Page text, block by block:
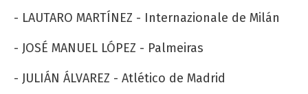
- LAUTARO MARTÍNEZ - Internazionale de Milán
- JOSÉ MANUEL LÓPEZ - Palmeiras
- JULIÁN ÁLVAREZ - Atlético de Madrid